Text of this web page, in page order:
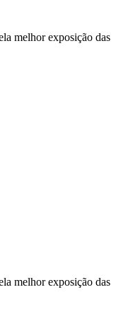
melhor exposição das
melhor exposição das